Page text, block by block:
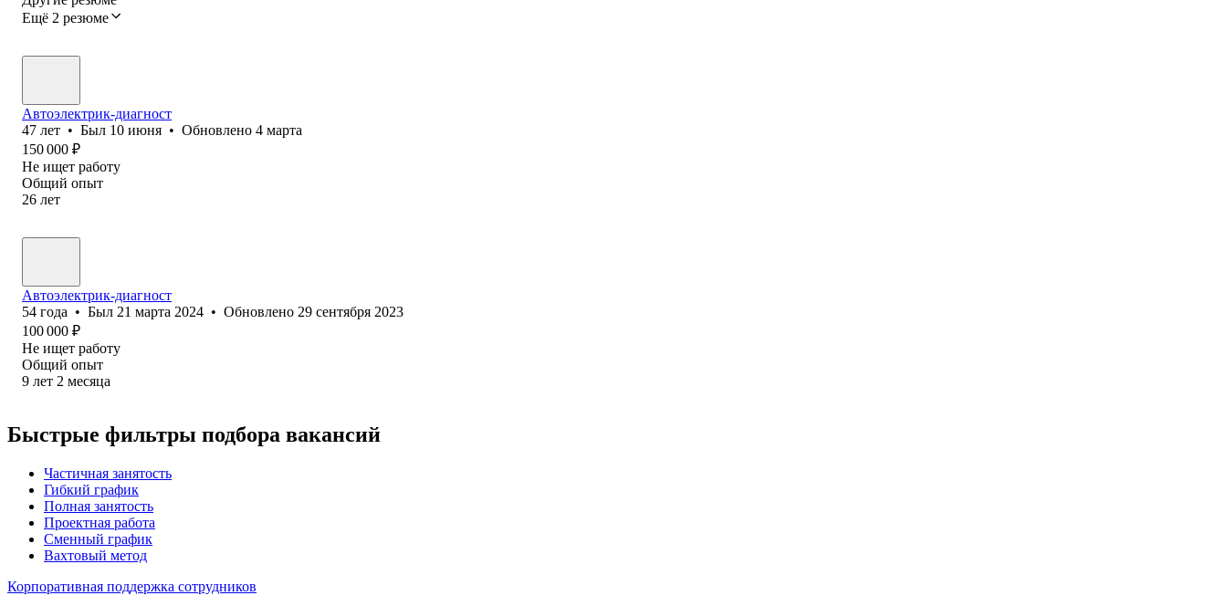
Ещё 2 резюме
Автоэлектрик-диагност
47 лет • Был 10 июня • Обновлено 4 марта
150 000 ₽
Не ищет работу
Общий опыт
26 лет
Автоэлектрик-диагност
54 года • Был 21 марта 2024 • Обновлено 29 сентября 2023
100 000 ₽
Не ищет работу
Общий опыт
9 лет 2 месяца
Быстрые фильтры подбора вакансий
Частичная занятость
Гибкий график
Полная занятость
Проектная работа
Сменный график
Вахтовый метод
Корпоративная поддержка сотрудников